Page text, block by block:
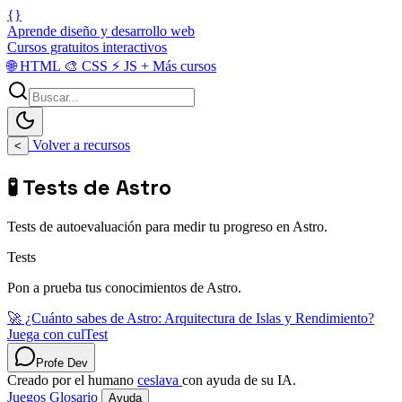
{}
Aprende diseño y desarrollo web
Cursos gratuitos interactivos
🌐HTML 🎨 CSS ⚡ JS + Más cursos
< Volver a recursos
🧪 Tests de Astro
Tests de autoevaluación para medir tu progreso en Astro.
Tests
Pon a prueba tus conocimientos de Astro.
🚀 ¿Cuánto sabes de Astro: Arquitectura de Islas y Rendimiento?
Juega con culTest
Profe Dev
Creado por el humano ceslava con ayuda de su IA.
Juegos Glosario Ayuda